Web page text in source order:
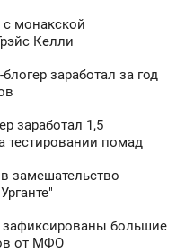
с монакской
Келли
заработал за год
заработал 1,5
тестировании помад
замешательство
зафиксированы большие
от МФО